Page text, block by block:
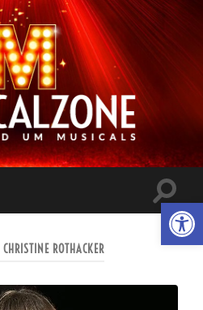
Musicalzone.de
ein-/
CHRISTINE ROTHACKER